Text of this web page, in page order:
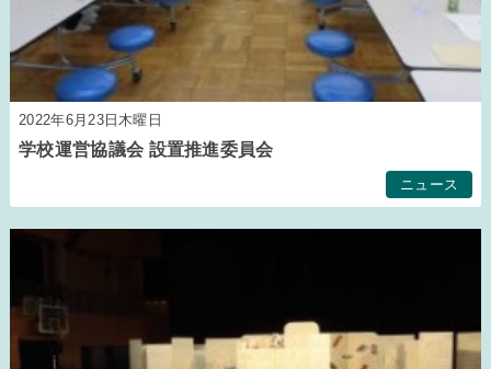
2022年6月23日木曜日
学校運営協議会 設置推進委員会
ニュース